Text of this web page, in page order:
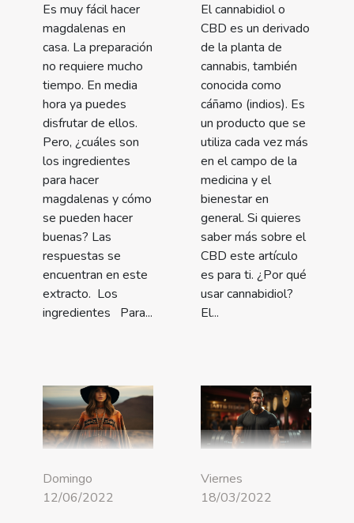
Es muy fácil hacer
magdalenas en
casa. La preparación
no requiere mucho
tiempo. En media
hora ya puedes
disfrutar de ellos.
Pero, ¿cuáles son
los ingredientes
para hacer
magdalenas y cómo
se pueden hacer
buenas? Las
respuestas se
encuentran en este
extracto. Los
ingredientes Para...
El cannabidiol o
CBD es un derivado
de la planta de
cannabis, también
conocida como
cáñamo (indios). Es
un producto que se
utiliza cada vez más
en el campo de la
medicina y el
bienestar en
general. Si quieres
saber más sobre el
CBD este artículo
es para ti. ¿Por qué
usar cannabidiol?
El...
Domingo
12/06/2022
Viernes
18/03/2022